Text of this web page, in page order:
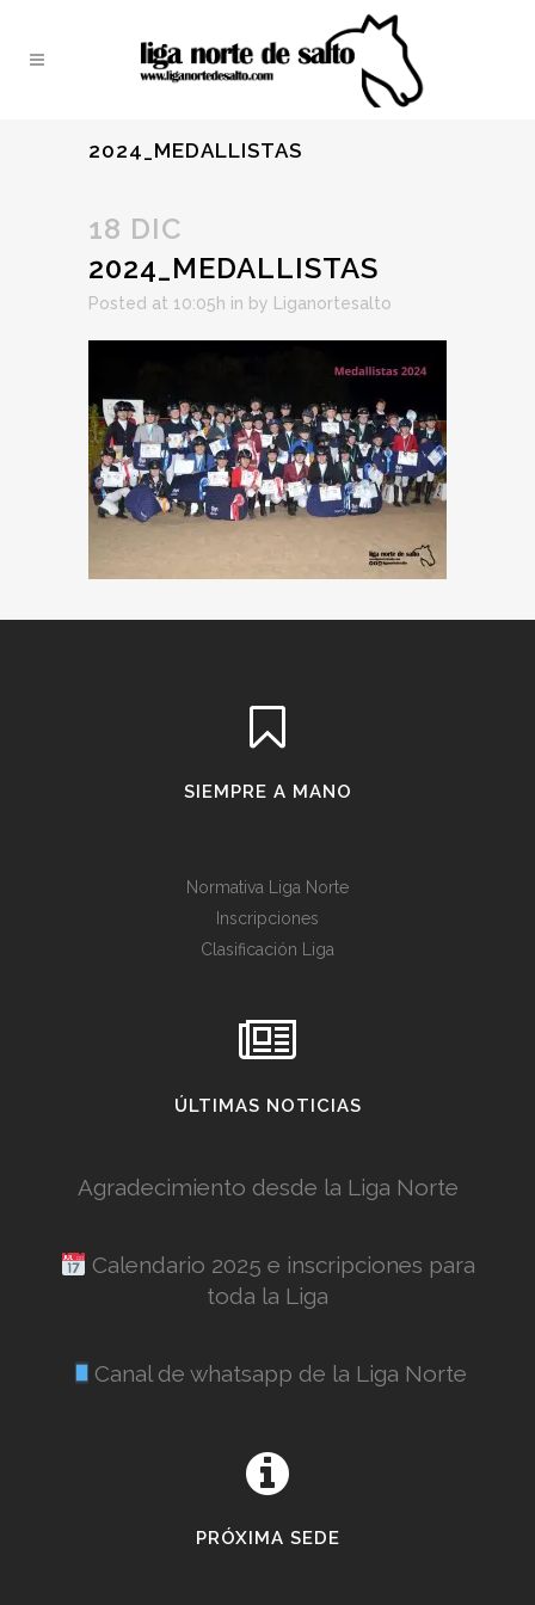
2024_MEDALLISTAS
18 DIC
2024_MEDALLISTAS
Posted at 10:05h in by Liganortesalto
SIEMPRE A MANO
Normativa Liga Norte
Inscripciones
Clasificación Liga
ÚLTIMAS NOTICIAS
Agradecimiento desde la Liga Norte
Calendario 2025 e inscripciones para
toda la Liga
Canal de whatsapp de la Liga Norte
PRÓXIMA SEDE